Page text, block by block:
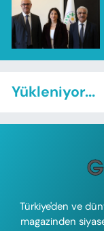
Yükleniyor...
Türkiye'den ve
magazinden